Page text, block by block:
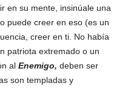
en su mente, insinúale una
puede creer en eso (es un
creer en ti. No había
patriota extremado o un
al Enemigo, deben ser
son templadas y